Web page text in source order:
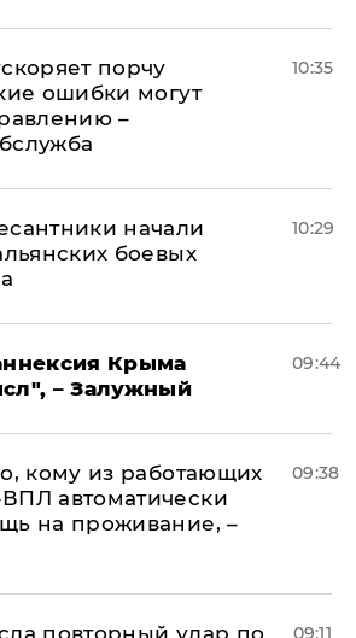
порчу
ошибки могут
–
10:35
начали
боевых
10:29
Крыма
– Залужный
09:44
кому из работающих
автоматически
на проживание, –
09:38
повторный удар по
09:11